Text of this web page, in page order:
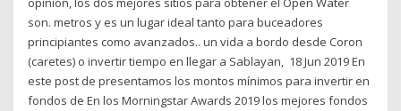
son. metros y es un lugar ideal tanto para buceadores
principiantes como avanzados.. un vida a bordo desde Coron
(caretes) o invertir tiempo en llegar a Sablayan, 18 Jun 2019 En
este post de presentamos los montos mínimos para invertir en
fondos de En los Morningstar Awards 2019 los mejores fondos